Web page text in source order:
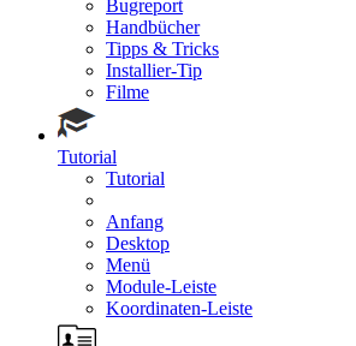
Bugreport
Handbücher
Tipps & Tricks
Installier-Tip
Filme
Tutorial
Tutorial
Anfang
Desktop
Menü
Module-Leiste
Koordinaten-Leiste